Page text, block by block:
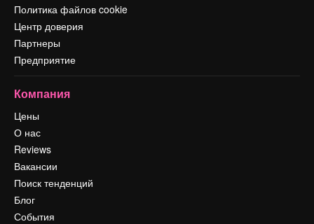
Политика файлов cookie
Центр доверия
Партнеры
Предприятие
Компания
Цены
О нас
Reviews
Вакансии
Поиск тенденций
Блог
События